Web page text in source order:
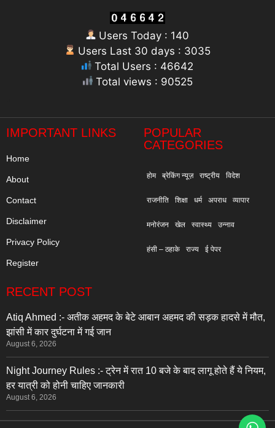
Users Today : 140
Users Last 30 days : 3035
Total Users : 46642
Total views : 90525
IMPORTANT LINKS
Home
About
Contact
Disclaimer
Privacy Policy
Register
POPULAR
CATEGORIES
होम ब्रेकिंग न्यूज़ राष्ट्रीय विदेश
राजनीति शिक्षा धर्म अपराध व्यापार
मनोरंजन खेल स्वास्थ्य उन्नाव
हंसी – ठहाके राज्य ई पेपर
RECENT POST
Atiq Ahmed :- अतीक अहमद के बेटे आबान अहमद की सड़क हादसे में मौत,
झांसी में कार दुर्घटना में गई जान
August 6, 2026
Night Journey Rules :- ट्रेन में रात 10 बजे के बाद लागू होते हैं ये नियम,
हर यात्री को होनी चाहिए जानकारी
August 6, 2026